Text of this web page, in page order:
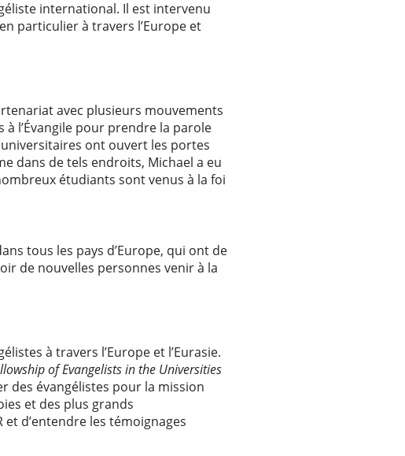
international. Il est intervenu
particulier à travers l’Europe et
avec plusieurs mouvements
à l’Évangile pour prendre la parole
ont ouvert les portes
dans de tels endroits, Michael a eu
étudiants sont venus à la foi
tous les pays d’Europe, qui ont de
de nouvelles personnes venir à la
à travers l’Europe et l’Eurasie.
of Evangelists in the Universities
des évangélistes pour la mission
et des plus grands
d’entendre les témoignages